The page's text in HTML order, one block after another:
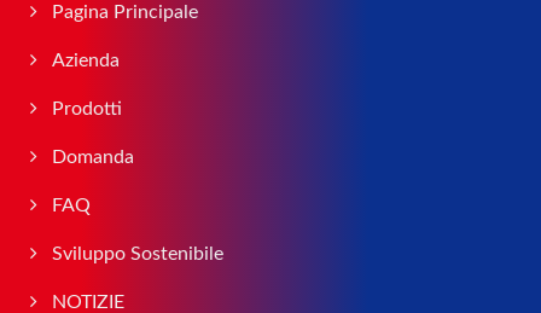
Pagina Principale
Azienda
Prodotti
Domanda
FAQ
Sviluppo Sostenibile
NOTIZIE